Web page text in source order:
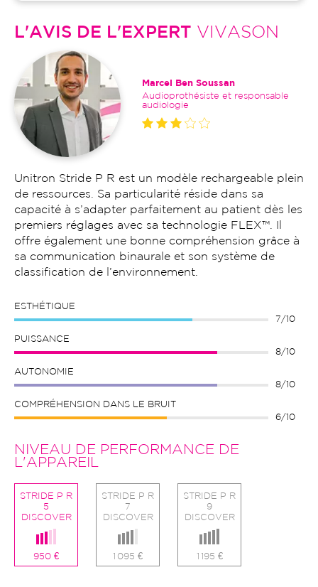
L'AVIS DE L'EXPERT VIVASON
Marcel Ben Soussan
Audioprothésiste et responsable
audiologie
Unitron Stride P R est un modèle rechargeable plein
de ressources. Sa particularité réside dans sa
capacité à s’adapter parfaitement au patient dès les
premiers réglages avec sa technologie FLEX™. Il
offre également une bonne compréhension grâce à
sa communication binaurale et son système de
classification de l’environnement.
ESTHÉTIQUE
7/10
PUISSANCE
8/10
AUTONOMIE
8/10
COMPRÉHENSION DANS LE BRUIT
6/10
NIVEAU DE PERFORMANCE DE
L'APPAREIL
STRIDE P R
5
DISCOVER
950 €
STRIDE P R
7
DISCOVER
1 095 €
STRIDE P R
9
DISCOVER
1 195 €